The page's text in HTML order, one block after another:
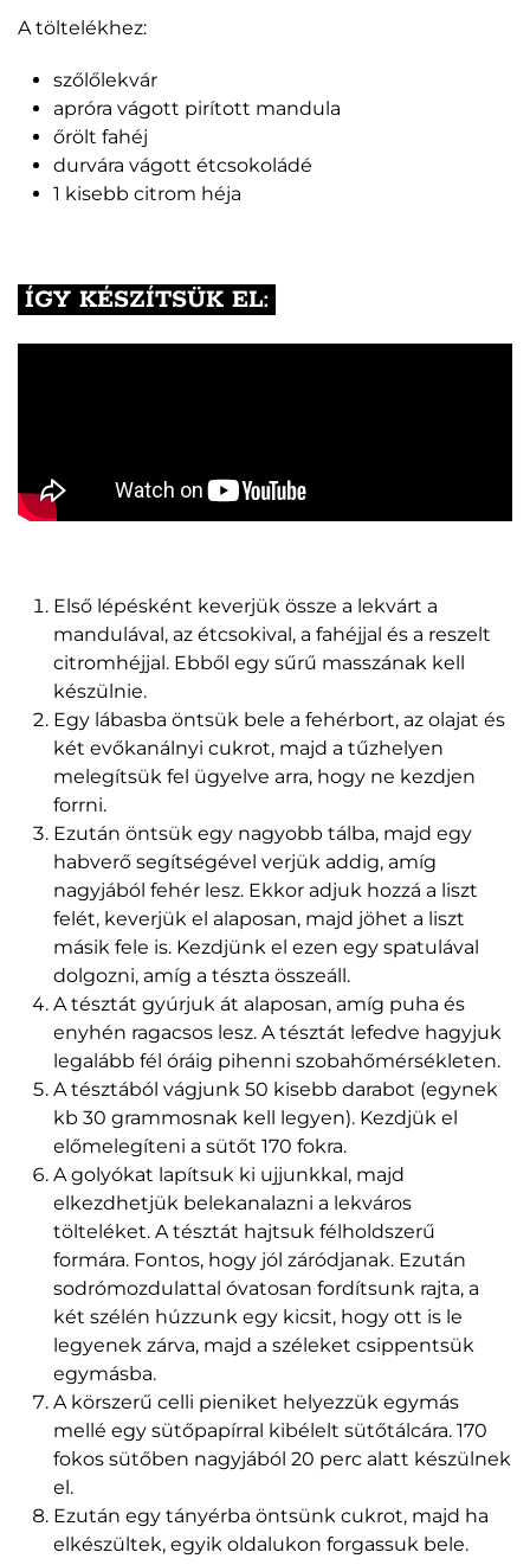
A töltelékhez:
szőlőlekvár
apróra vágott pirított mandula
őrölt fahéj
durvára vágott étcsokoládé
1 kisebb citrom héja
ÍGY KÉSZÍTSÜK EL:
Első lépésként keverjük össze a lekvárt a
mandulával, az étcsokival, a fahéjjal és a reszelt
citromhéjjal. Ebből egy sűrű masszának kell
készülnie.
Egy lábasba öntsük bele a fehérbort, az olajat és
két evőkanálnyi cukrot, majd a tűzhelyen
melegítsük fel ügyelve arra, hogy ne kezdjen
forrni.
Ezután öntsük egy nagyobb tálba, majd egy
habverő segítségével verjük addig, amíg
nagyjából fehér lesz. Ekkor adjuk hozzá a liszt
felét, keverjük el alaposan, majd jöhet a liszt
másik fele is. Kezdjünk el ezen egy spatulával
dolgozni, amíg a tészta összeáll.
A tésztát gyúrjuk át alaposan, amíg puha és
enyhén ragacsos lesz. A tésztát lefedve hagyjuk
legalább fél óráig pihenni szobahőmérsékleten.
A tésztából vágjunk 50 kisebb darabot (egynek
kb 30 grammosnak kell legyen). Kezdjük el
előmelegíteni a sütőt 170 fokra.
A golyókat lapítsuk ki ujjunkkal, majd
elkezdhetjük belekanalazni a lekváros
tölteléket. A tésztát hajtsuk félholdszerű
formára. Fontos, hogy jól záródjanak. Ezután
sodrómozdulattal óvatosan fordítsunk rajta, a
két szélén húzzunk egy kicsit, hogy ott is le
legyenek zárva, majd a széleket csippentsük
egymásba.
A körszerű celli pieniket helyezzük egymás
mellé egy sütőpapírral kibélelt sütőtálcára. 170
fokos sütőben nagyjából 20 perc alatt készülnek
el.
Ezután egy tányérba öntsünk cukrot, majd ha
elkészültek, egyik oldalukon forgassuk bele.